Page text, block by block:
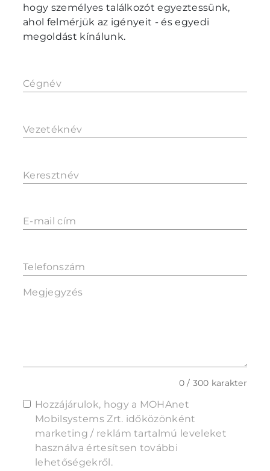
hogy személyes találkozót egyeztessünk,
ahol felmérjük az igényeit - és egyedi
megoldást kínálunk.
Cégnév
Vezetéknév
Keresztnév
E-mail cím
Telefonszám
Megjegyzés
0 / 300 karakter
Hozzájárulok, hogy a MOHAnet
Mobilsystems Zrt. időközönként
marketing / reklám tartalmú leveleket
használva értesítsen további
lehetőségekről.